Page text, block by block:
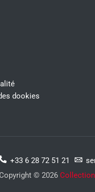
dookies
+33 6 28 72 51 21
Copyright © 2026